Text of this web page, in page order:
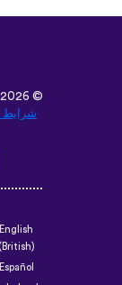
© 2026 - تهیه شده در لندن با یک
شرایط
English
(British)
Español